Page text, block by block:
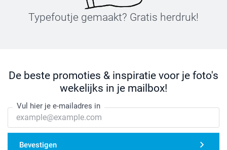
Typefoutje gemaakt? Gratis herdruk!
De beste promoties & inspiratie voor je foto's
wekelijks in je mailbox!
Vul hier je e-mailadres in
Bevestigen